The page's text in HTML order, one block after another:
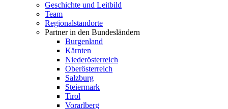
Geschichte und Leitbild
Team
Regionalstandorte
Partner in den Bundesländern
Burgenland
Kärnten
Niederösterreich
Oberösterreich
Salzburg
Steiermark
Tirol
Vorarlberg